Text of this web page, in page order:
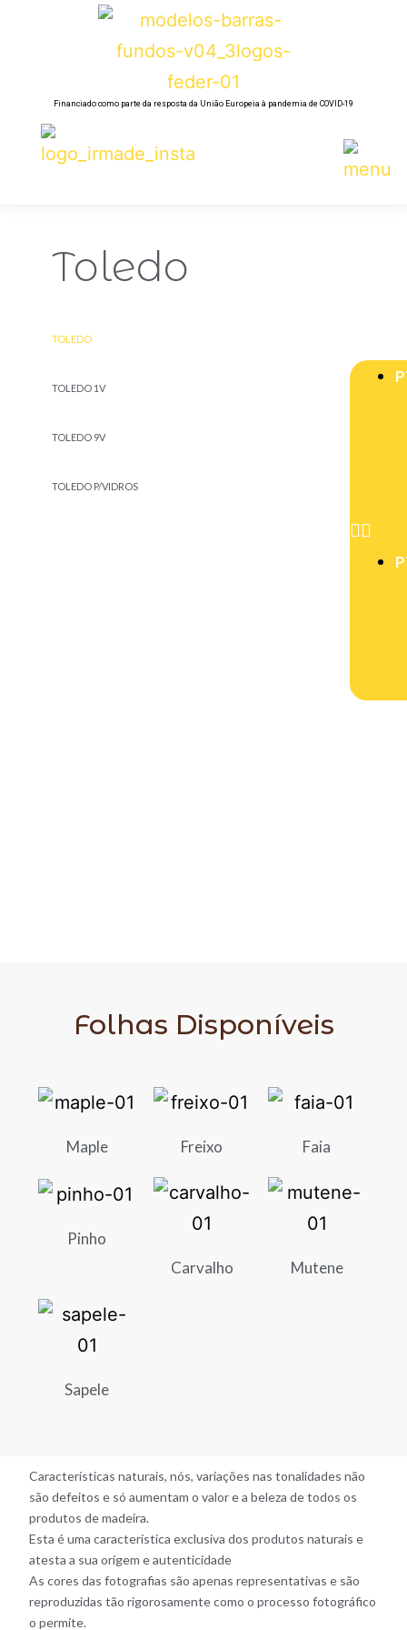
Financiado como parte da resposta da União Europeia à pandemia de COVID-19
Toledo
TOLEDO
TOLEDO 1V
TOLEDO 9V
TOLEDO P/VIDROS
Folhas Disponíveis
Maple Freixo Faia
Pinho
Carvalho
Mutene
Sapele
Características naturais, nós, variações nas tonalidades não
são defeitos e só aumentam o valor e a beleza de todos os
produtos de madeira.
Esta é uma característica exclusiva dos produtos naturais e
atesta a sua origem e autenticidade
As cores das fotografias são apenas representativas e são
reproduzidas tão rigorosamente como o processo fotográfico
o permite.